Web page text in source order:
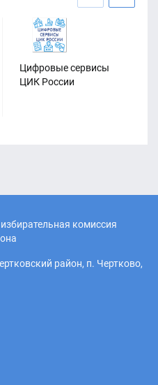
Цифровые сервисы
ЦИК России
комиссия
район, п. Чертково,